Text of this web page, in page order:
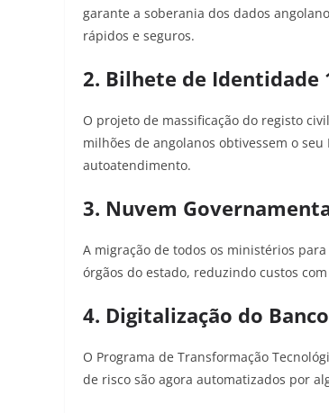
garante a soberania dos dados
rápidos e seguros.
2. Bilhete de Identidade
O projeto de massificação do registo
milhões de angolanos obtivessem o
autoatendimento.
3. Nuvem
A migração de todos os ministérios
órgãos do estado, reduzindo custos
4. Digitalização do
O Programa de Transformação
de risco são agora automatizados por